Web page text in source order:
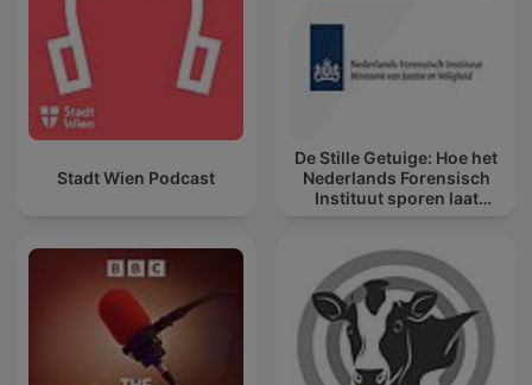
Stadt Wien Podcast
De Stille Getuige: Hoe het
Nederlands Forensisch
Instituut sporen laat